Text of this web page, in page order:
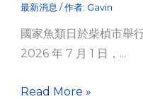
最新消息 / 作者: Gavin
國家魚類日於柴楨市舉
2026 年 7 月 1 日，...
Read More »